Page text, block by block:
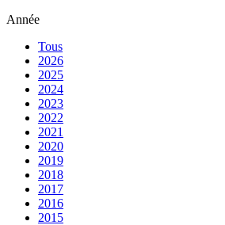
Année
Tous
2026
2025
2024
2023
2022
2021
2020
2019
2018
2017
2016
2015